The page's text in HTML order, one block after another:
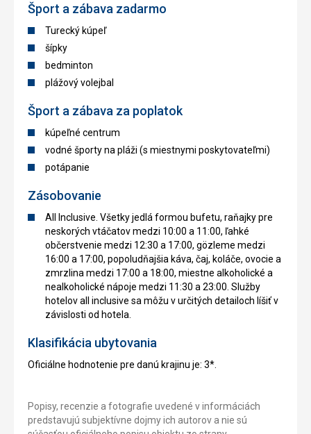
Šport a zábava zadarmo
Turecký kúpeľ
šípky
bedminton
plážový volejbal
Šport a zábava za poplatok
kúpeľné centrum
vodné športy na pláži (s miestnymi poskytovateľmi)
potápanie
Zásobovanie
All Inclusive. Všetky jedlá formou bufetu, raňajky pre
neskorých vtáčatov medzi 10:00 a 11:00, ľahké
občerstvenie medzi 12:30 a 17:00, gözleme medzi
16:00 a 17:00, popoludňajšia káva, čaj, koláče, ovocie a
zmrzlina medzi 17:00 a 18:00, miestne alkoholické a
nealkoholické nápoje medzi 11:30 a 23:00. Služby
hotelov all inclusive sa môžu v určitých detailoch líšiť v
závislosti od hotela.
Klasifikácia ubytovania
Oficiálne hodnotenie pre danú krajinu je: 3*.
Popisy, recenzie a fotografie uvedené v informáciách
predstavujú subjektívne dojmy ich autorov a nie sú